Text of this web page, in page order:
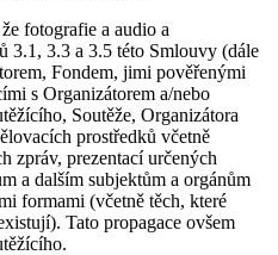
fotografie a audio a
3.1, 3.3 a 3.5 této Smlouvy (dále
Fondem, jimi pověřenými
s Organizátorem a/nebo
Soutěže, Organizátora
prostředků včetně
zpráv, prezentací určených
a dalším subjektům a orgánům
formami (včetně těch, které
Tato propagace ovšem